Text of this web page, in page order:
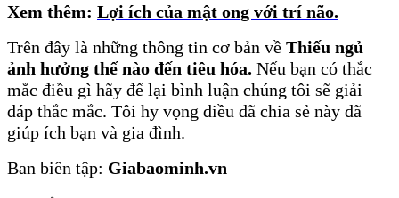
Xem thêm: Lợi ích của mật ong với trí não.
Trên đây là những thông tin cơ bản về Thiếu ngủ
ảnh hưởng thế nào đến tiêu hóa. Nếu bạn có thắc
mắc điều gì hãy để lại bình luận chúng tôi sẽ giải
đáp thắc mắc. Tôi hy vọng điều đã chia sẻ này đã
giúp ích bạn và gia đình.
Ban biên tập: Giabaominh.vn